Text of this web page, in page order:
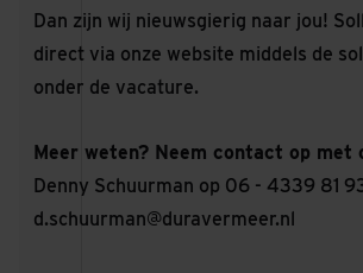
Dan zijn wij nieuwsgierig naar jou!
direct via onze website middels de
onder de vacature.
Meer weten? Neem contact op met
Denny Schuurman op 06 - 4339 81
d.schuurman@duravermeer.nl